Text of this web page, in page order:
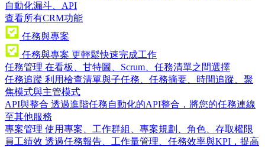
自動化漏斗、API
查看所有CRM功能
任務與專案
任務與專案 更輕鬆快速完成工作
任務管理 在看板、甘特圖、Scrum、任務清單之間選擇
任務追蹤 利用檢查清單與子任務、任務摘要、時間追蹤、聚
焦模式與主管模式
API與整合 透過進階任務自動化的API整合，將您的任務連線
至其他服務
專案管理 使用專案、工作群組、專案規劃、角色、存取權限
員工績效 透過任務報告、工作量管理、任務效率與KPI，提高